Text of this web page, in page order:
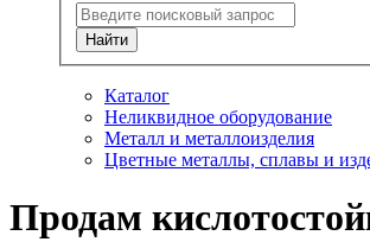
Найти
Каталог
Неликвидное оборудование
Металл и металлоизделия
Цветные металлы, сплавы и
Продам